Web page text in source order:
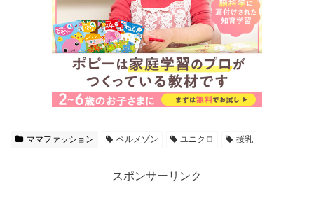
ママファッション ベルメゾン ユニクロ 授乳
スポンサーリンク